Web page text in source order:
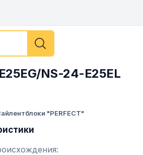
NS-24-E25EL
"PERFECT"